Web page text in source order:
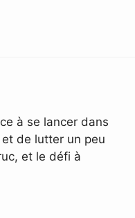
à se lancer dans
et de lutter un peu
et le défi à